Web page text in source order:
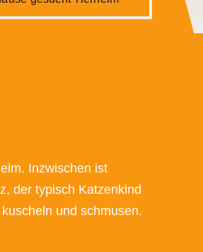
Inzwischen ist
der typisch Katzenkind
und schmusen.